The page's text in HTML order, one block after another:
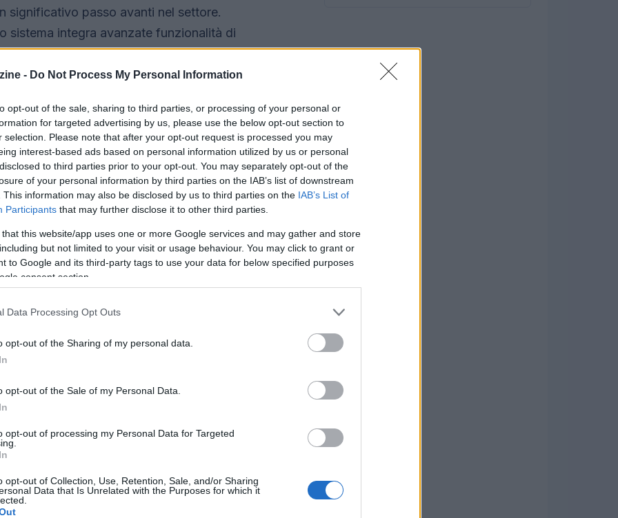
- Do Not Process My Personal Information
opt-out of the sale, sharing to third parties, or processing of your personal or
for targeted advertising by us, please use the below opt-out section to
selection. Please note that after your opt-out request is processed you may
interest-based ads based on personal information utilized by us or personal
to third parties prior to your opt-out. You may separately opt-out of the
of your personal information by third parties on the IAB’s list of downstream
This information may also be disclosed by us to third parties on the IAB’s List of
Participants that may further disclose it to other third parties.
that this website/app uses one or more Google services and may gather and store
but not limited to your visit or usage behaviour. You may click to grant or
to Google and its third-party tags to use your data for below specified purposes
consent section.
Data Processing Opt Outs
opt-out of the Sharing of my personal data.
opt-out of the Sale of my Personal Data.
opt-out of processing my Personal Data for Targeted
opt-out of Collection, Use, Retention, Sale, and/or Sharing
Data that Is Unrelated with the Purposes for which it
significativo passo avanti nel settore.
sistema integra avanzate funzionalità di
e l’editing delle immagini più fluido e
Image
immagini semplicemente
la necessità di utilizzare motori
d’immagini, ma di un vero e proprio
immagini di riferimento, combinare vari
dettagli specifici usando il linguaggio